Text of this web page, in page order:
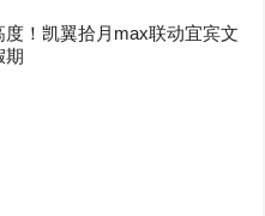
度！凯翼拾月max联动宜宾文
期